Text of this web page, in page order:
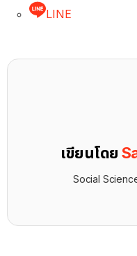
LINE
เขียนโดย
Social